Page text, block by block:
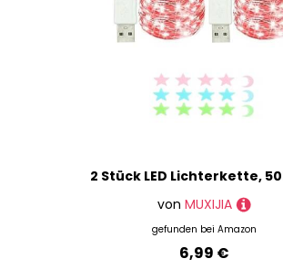
von MUXIJIA
gefunden bei Amazon
6,99 €